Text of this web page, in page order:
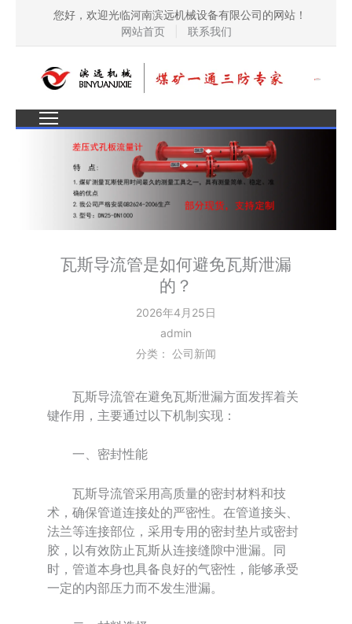
您好，欢迎光临河南滨远机械设备有限公司的网站！
网站首页
联系我们
瓦斯导流管是如何避免瓦斯泄漏
的？
2026年4月25日
admin
分类： 公司新闻
瓦斯导流管在避免瓦斯泄漏方面发挥着关
键作用，主要通过以下机制实现：
一、密封性能
瓦斯导流管采用高质量的密封材料和技
术，确保管道连接处的严密性。在管道接头、
法兰等连接部位，采用专用的密封垫片或密封
胶，以有效防止瓦斯从连接缝隙中泄漏。同
时，管道本身也具备良好的气密性，能够承受
一定的内部压力而不发生泄漏。